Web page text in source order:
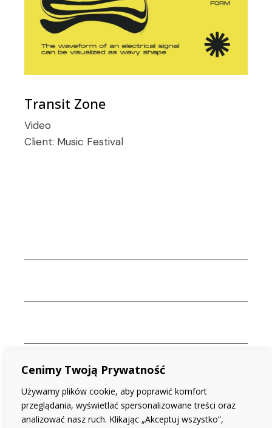
Cenimy Twoją Prywatność
Używamy plików cookie, aby poprawić komfort
przeglądania, wyświetlać spersonalizowane treści oraz
analizować nasz ruch. Klikając „Akceptuj wszystko”,
Transit Zone
Video
Client: Music Festival